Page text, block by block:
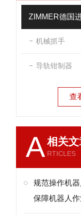
ZIMMER德国
机械抓手
导轨钳制器
查
A相关
RTICLES
规范操作机
保障机器人